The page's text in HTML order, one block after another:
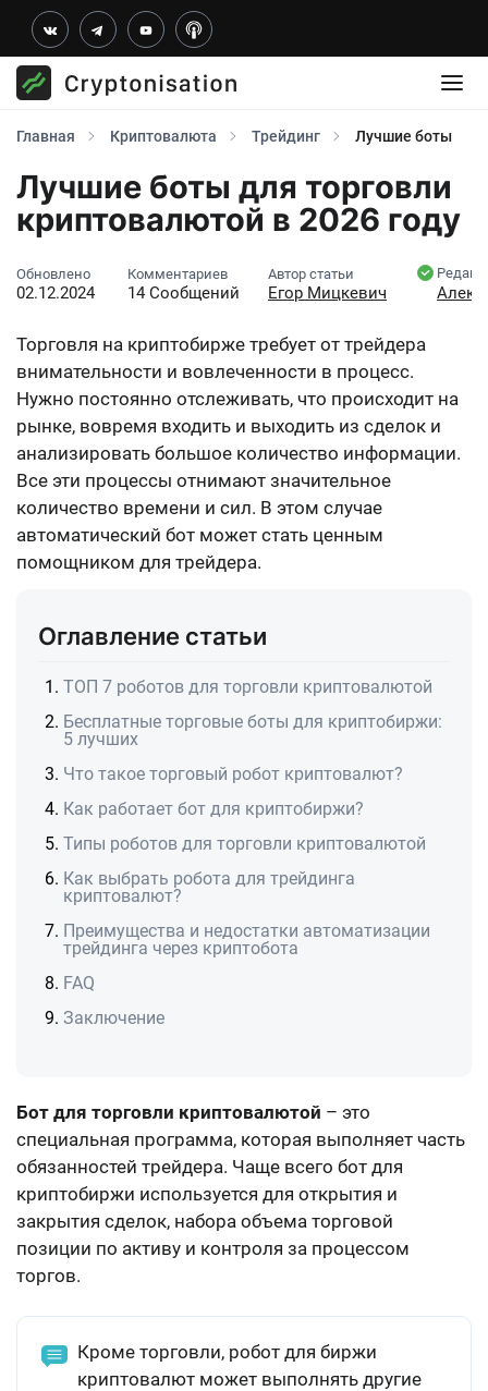
Главная Криптовалюта Трейдинг Лучшие боты
Лучшие боты для торговли
криптовалютой в 2026 году
Обновлено
02.12.2024
Комментариев
14 Сообщений
Автор статьи
Егор Мицкевич
Торговля на криптобирже требует от трейдера
внимательности и вовлеченности в процесс.
Нужно постоянно отслеживать, что происходит на
рынке, вовремя входить и выходить из сделок и
анализировать большое количество информации.
Все эти процессы отнимают значительное
количество времени и сил. В этом случае
автоматический бот может стать ценным
помощником для трейдера.
Оглавление статьи
ТОП 7 роботов для торговли криптовалютой
Бесплатные торговые боты для криптобиржи:
5 лучших
Что такое торговый робот криптовалют?
Как работает бот для криптобиржи?
Типы роботов для торговли криптовалютой
Как выбрать робота для трейдинга
криптовалют?
Преимущества и недостатки автоматизации
трейдинга через криптобота
FAQ
Заключение
Бот для торговли криптовалютой – это
специальная программа, которая выполняет часть
обязанностей трейдера. Чаще всего бот для
криптобиржи используется для открытия и
закрытия сделок, набора объема торговой
позиции по активу и контроля за процессом
торгов.
Кроме торговли, робот для биржи
криптовалют может выполнять другие